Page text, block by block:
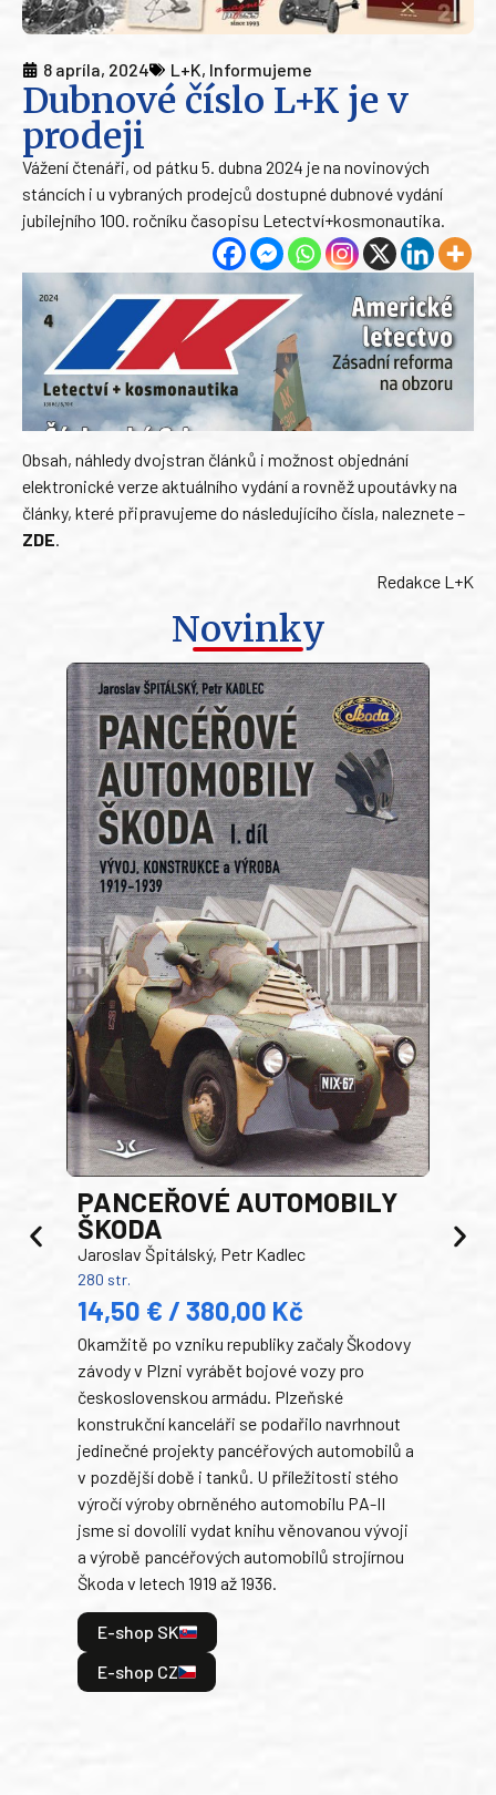
8 apríla, 2024 L+K, Informujeme
Dubnové číslo L+K je v
prodeji
Vážení čtenáři, od pátku 5. dubna 2024 je na novinových
stáncích i u vybraných prodejců dostupné dubnové vydání
jubilejního 100. ročníku časopisu Letectví+kosmonautika.
Obsah, náhledy dvojstran článků i možnost objednání
elektronické verze aktuálního vydání a rovněž upoutávky na
články, které připravujeme do následujícího čísla, naleznete –
ZDE.
Redakce L+K
Novinky
PANCEŘOVÉ AUTOMOBILY
ŠKODA
Jaroslav Špitálský, Petr Kadlec
280 str.
14,50 € / 380,00 Kč
Okamžitě po vzniku republiky začaly Škodovy
závody v Plzni vyrábět bojové vozy pro
československou armádu. Plzeňské
konstrukční kanceláři se podařilo navrhnout
jedinečné projekty pancéřových automobilů a
v pozdější době i tanků. U příležitosti stého
výročí výroby obrněného automobilu PA-II
jsme si dovolili vydat knihu věnovanou vývoji
a výrobě pancéřových automobilů strojírnou
Škoda v letech 1919 až 1936.
E-shop SK
E-shop CZ